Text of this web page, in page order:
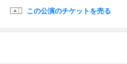
この公演のチケットを売る